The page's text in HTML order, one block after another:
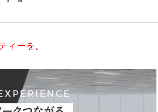
ィーを。